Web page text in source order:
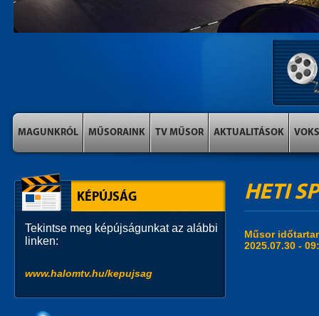
MAGUNKRÓL MŰSORAINK TV MŰSOR AKTUALITÁSOK VOKS
HETI
Műsor
2025.07.30 -
KÉPÚJSÁG
Tekintse meg képújságunkat az alábbi
linken:
www.halomtv.hu/kepujsag